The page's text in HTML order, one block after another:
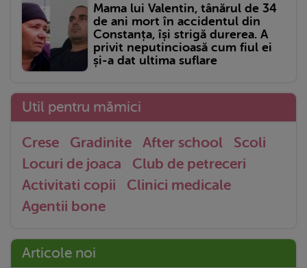
Mama lui Valentin, tânărul de 34
de ani mort în accidentul din
Constanța, își strigă durerea. A
privit neputincioasă cum fiul ei
și-a dat ultima suflare
Util pentru mămici
Crese Gradinite After school
Scoli
Locuri de joaca
Club de petreceri
Activitati copii
Clinici medicale
Agentii bone
Articole noi